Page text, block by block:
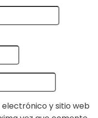
y sitio web